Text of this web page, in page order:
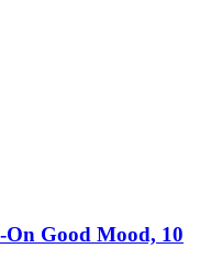
Good Mood, 10